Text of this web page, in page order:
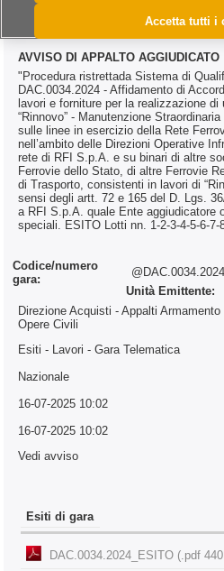
@DAC.0034.2024
AVVISO DI APPALTO AGGIUDICATO
"Procedura ristrettada Sistema di
DAC.0034.2024 - Affidamento di
lavori e forniture per la realizzazione di
“Rinnovo” - Manutenzione
sulle linee in esercizio della Rete
nell’ambito delle Direzioni Operative
rete di RFI S.p.A. e su binari di altre
Ferrovie dello Stato, di altre Ferrovie
di Trasporto, consistenti in lavori di
sensi degli artt. 72 e 165 del D. Lgs.
a RFI S.p.A. quale Ente aggiudicatore
speciali. ESITO Lotti nn. 1-2-3-4-5-6-7-
Codice/numero
gara:
@DAC.0034.2024
Unità Emittente:
Direzione Acquisti - Appalti Armamento
Opere Civili
Esiti - Lavori- Gara Telematica
Nazionale
16-07-2025 10:02
16-07-2025 10:02
Vedi avviso
Esiti di gara
DAC.0034.2024_ESITO (.pdf
Accetta tutti i